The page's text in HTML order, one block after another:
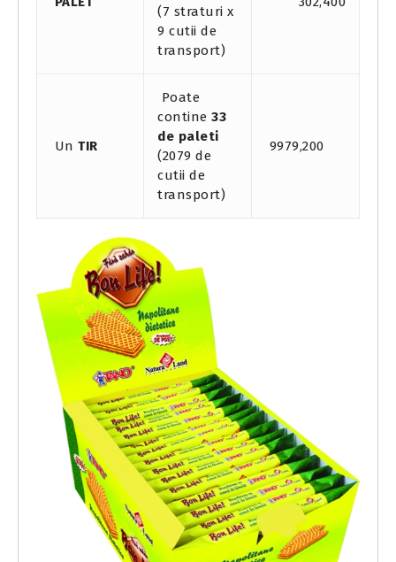
(7 straturi x
9 cutii de
transport)
Un TIR
Poate
contine 33
de paleti
(2079 de
cutii de
transport)
9979,200